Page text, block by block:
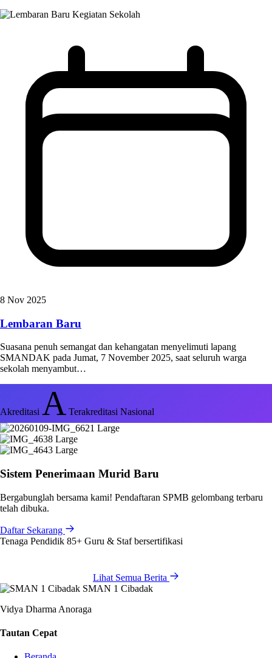
Kegiatan Sekolah
8 Nov 2025
Lembaran Baru
Suasana penuh semangat dan kehangatan menyelimuti lapang
SMANDAK pada Jumat, 7 November 2025, saat seluruh warga
sekolah menyambut…
Akreditasi A Terakreditasi Nasional
Sistem Penerimaan Murid Baru
Bergabunglah bersama kami! Pendaftaran SPMB gelombang terbaru
telah dibuka.
Daftar Sekarang
Tenaga Pendidik 85+ Guru & Staf bersertifikasi
Lihat Semua Berita
SMAN 1 Cibadak
Vidya Dharma Anoraga
Tautan Cepat